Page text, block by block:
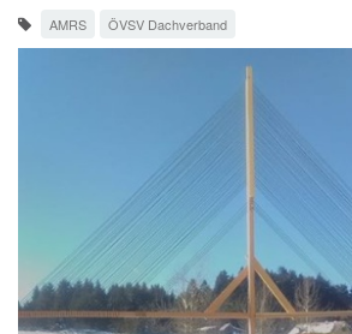
AMRS ÖVSV Dachverband